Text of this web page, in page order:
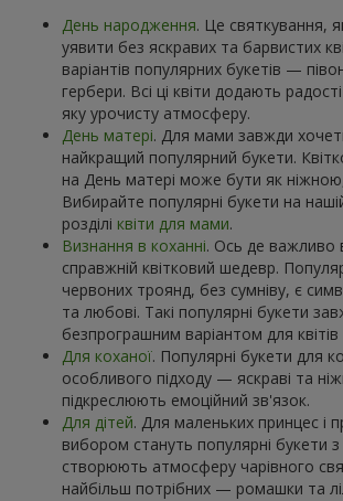
День народження. Це святкування,
уявити без яскравих та барвистих
варіантів популярних букетів —
гербери. Всі ці квіти додають
яку урочисту атмосферу.
День матері. Для мами завжди
найкращий популярний букети.
на День матері може бути як
Вибирайте популярні букети на
розділі квіти для мами.
Визнання в коханні. Ось де важливо
справжній квітковий шедевр.
червоних троянд, без сумніву, є
та любові. Такі популярні букети
безпрограшним варіантом для квітів
Для коханої. Популярні букети для
особливого підходу — яскраві та
підкреслюють емоційний зв'язок.
Для дітей. Для маленьких принцес і
вибором стануть популярні букети з
створюють атмосферу чарівного
найбільш потрібних — ромашки та